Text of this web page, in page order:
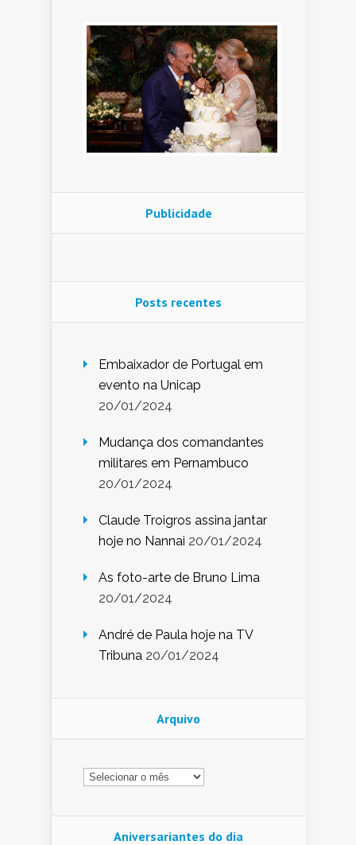
Publicidade
Posts recentes
Embaixador de Portugal em
evento na Unicap
20/01/2024
Mudança dos comandantes
militares em Pernambuco
20/01/2024
Claude Troigros assina jantar
hoje no Nannai 20/01/2024
As foto-arte de Bruno Lima
20/01/2024
André de Paula hoje na TV
Tribuna 20/01/2024
Arquivo
Arquivo
Aniversariantes do dia